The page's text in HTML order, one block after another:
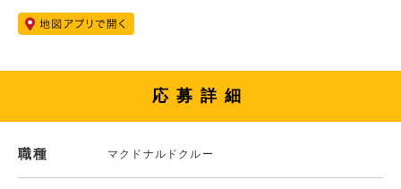
応募詳細
職種 マクドナルドクルー